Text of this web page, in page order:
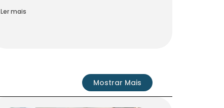
Ler mais
Mostrar Mais